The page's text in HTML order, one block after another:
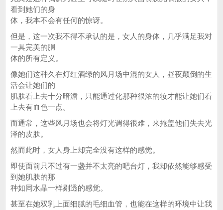
看到她们的身
体，我本不会有任何的惊讶。
但是，这一次我不得不承认的是，女人的身体，几乎满足我对
一具完美的胴
体的所有定义。
像她们这种久在灯红酒绿的风月场中混的女人，昼夜颠倒的生
活会让她们的
肌肤看上去十分暗澹，只能通过化那种很浓的妆才能让她们看
上去有血色一点。
而通常，这些风月场也会将灯光调得很难，来掩盖他们失去光
泽的皮肤。
然而此时，女人身上却完全没有这样的感觉。
即使面前只不过有一盏并不太亮的吧台灯，我却依然能够感受
到她肌肤的那
种如同水晶一样剔透的感觉。
甚至在她双乳上面细腻的毛细血管，也能在这样的环境中让我